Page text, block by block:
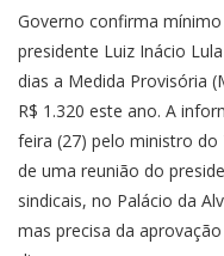
Governo confirma mínimo
presidente Luiz Inácio
dias a Medida Provisória
R$ 1.320 este ano. A
feira (27) pelo ministro do
de uma reunião do
sindicais, no Palácio da
mas precisa da